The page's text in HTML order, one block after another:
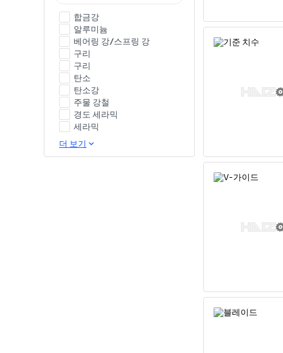
합금강
알루미늄
베어링 강/스프링 강
구리
구리
탄소
탄소강
주물 강철
경도 세라믹
세라믹
더 보기